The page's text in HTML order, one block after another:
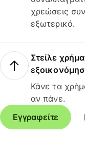
χρεώσεις
εξωτερικό.
Στείλε
Κάνε τα
αν πάνε.
Εγγραφείτε